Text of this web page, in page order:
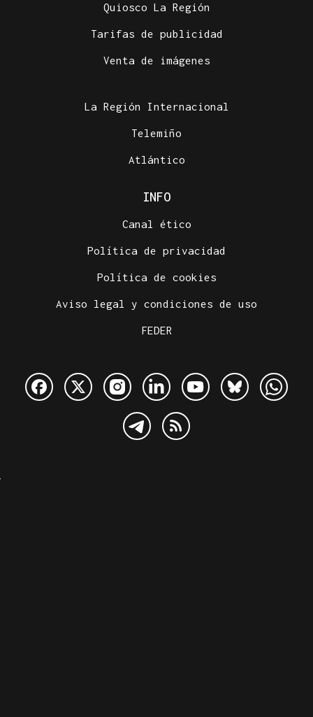
Quiosco La Región
Tarifas de publicidad
Venta de imágenes
La Región Internacional
Telemiño
Atlántico
INFO
Canal ético
Política de privacidad
Política de cookies
Aviso legal y condiciones de uso
FEDER